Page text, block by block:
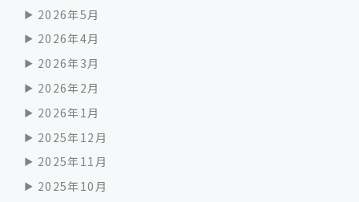
2026年5月
2026年4月
2026年3月
2026年2月
2026年1月
2025年12月
2025年11月
2025年10月